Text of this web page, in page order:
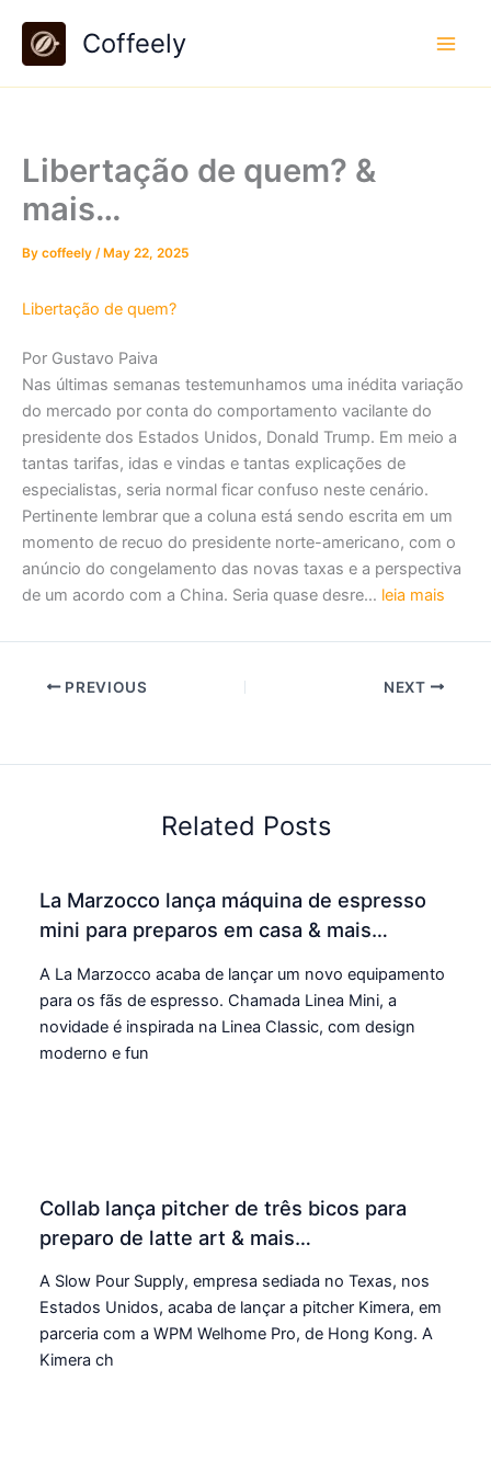
content
Coffeely
Libertação de quem? &
mais…
By coffeely / May 22, 2025
Libertação de quem?
Por Gustavo Paiva
Nas últimas semanas testemunhamos uma inédita variação
do mercado por conta do comportamento vacilante do
presidente dos Estados Unidos, Donald Trump. Em meio a
tantas tarifas, idas e vindas e tantas explicações de
especialistas, seria normal ficar confuso neste cenário.
Pertinente lembrar que a coluna está sendo escrita em um
momento de recuo do presidente norte-americano, com o
anúncio do congelamento das novas taxas e a perspectiva
de um acordo com a China. Seria quase desre… leia mais
PREVIOUS NEXT
Related Posts
La Marzocco lança máquina de espresso
mini para preparos em casa & mais…
A La Marzocco acaba de lançar um novo equipamento
para os fãs de espresso. Chamada Linea Mini, a
novidade é inspirada na Linea Classic, com design
moderno e fun
Collab lança pitcher de três bicos para
preparo de latte art & mais…
A Slow Pour Supply, empresa sediada no Texas, nos
Estados Unidos, acaba de lançar a pitcher Kimera, em
parceria com a WPM Welhome Pro, de Hong Kong. A
Kimera ch